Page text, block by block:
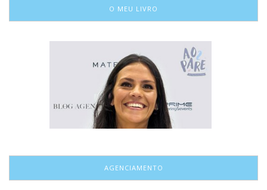
O MEU LIVRO
AGENCIAMENTO